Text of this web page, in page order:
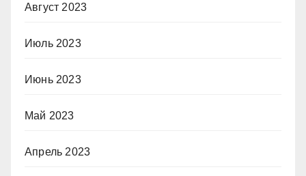
Август 2023
Июль 2023
Июнь 2023
Май 2023
Апрель 2023